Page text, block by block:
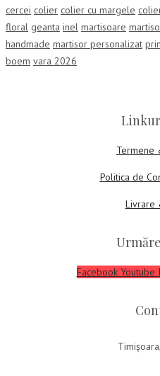
cercei colier colier cu margele
floral geanta inel martisoare
handmade martisor personalizat
boem vara 2026
Termene
Politica de
Livrare
Facebook Youtube